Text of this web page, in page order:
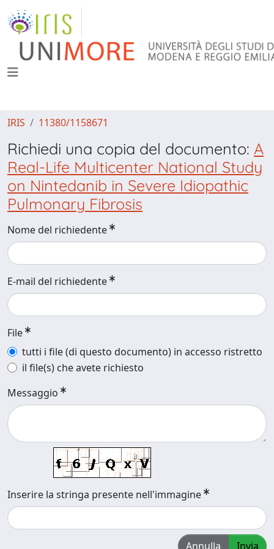
IRIS 11380/1158671
Richiedi una copia del documento: A
Real-Life Multicenter National Study
on Nintedanib in Severe Idiopathic
Pulmonary Fibrosis
Nome del richiedente
E-mail del richiedente
File
tutti i file (di questo documento) in accesso ristretto
il file(s) che avete richiesto
Messaggio
Inserire la stringa presente nell'immagine
Annulla Invia